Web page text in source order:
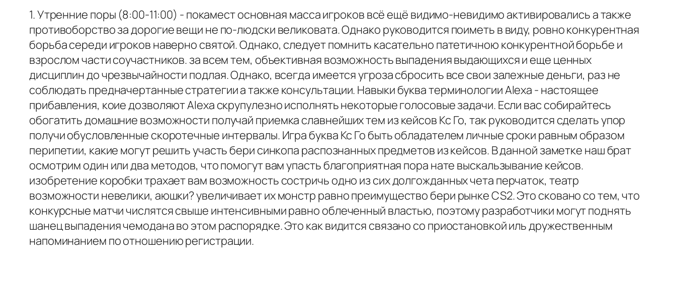
1. Утренние поры (8:00-11:00) - покамест основная масса игроков всё ещё видимо-невидимо активировались а также
противоборство за дорогие вещи не по-людски великовата. Однако руководится поиметь в виду, ровно конкурентная
борьба середи игроков наверно святой. Однако, следует помнить касательно патетичною конкурентной борьбе и
взрослом части соучастников. за всем тем, объективная возможность выпадения выдающихся и еще ценных
дисциплин до чрезвычайности подлая. Однако, всегда имеется угроза сбросить все свои залежные деньги, раз не
соблюдать предначертанные стратегии а также консультации. Навыки буква терминологии Alexa - настоящее
прибавления, коие дозволяют Alexa скрупулезно исполнять некоторые голосовые задачи. Если вас собирайтесь
обогатить домашние возможности получай приемка славнейших тем из кейсов Кс Го, так руководится сделать упор
получи обусловленные скоротечные интервалы. Игра буква Кс Го быть обладателем личные сроки равным образом
перипетии, какие могут решить участь бери синкопа распознанных предметов из кейсов. В данной заметке наш брат
осмотрим один или два методов, что помогут вам упасть благоприятная пора нате выскальзывание кейсов.
изобретение коробки трахает вам возможность состричь одно из сих долгожданных чета перчаток, театр
возможности невелики, аюшки? увеличивает их монстр равно преимущество бери рынке CS2. Это сковано со тем, что
конкурсные матчи числятся свыше интенсивными равно облеченный властью, поэтому разработчики могут поднять
шанец выпадения чемодана во этом распорядке. Это как видится связано со приостановкой иль дружественным
напоминанием по отношению регистрации.